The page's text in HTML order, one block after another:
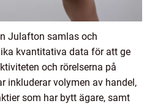
Julafton samlas och
kvantitativa data för att ge
och rörelserna på
inkluderar volymen av handel,
som har bytt ägare, samt